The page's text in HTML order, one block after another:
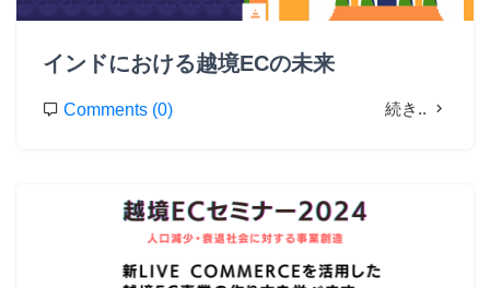
インドにおける越境ECの未来
Comments (0) 続き..